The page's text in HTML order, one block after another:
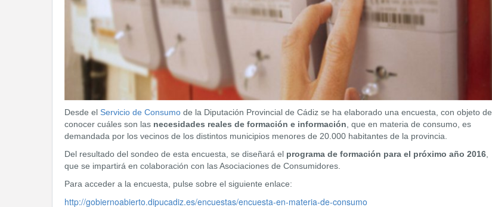
Desde el Servicio de Consumo de la Diputación Provincial de Cádiz se ha elaborado una encuesta, con objeto de
conocer cuáles son las necesidades reales de formación e información , que en materia de consumo, es
demandada por los vecinos de los distintos municipios menores de 20.000 habitantes de la provincia.
Del resultado del sondeo de esta encuesta, se diseñará el programa de formación para el próximo año 2016
que se impartirá en colaboración con las Asociaciones de Consumidores.
Para acceder a la encuesta, pulse sobre el siguiente enlace:
http://gobiernoabierto.dipucadiz.es/encuestas/encuesta-en-materia-de-consumo